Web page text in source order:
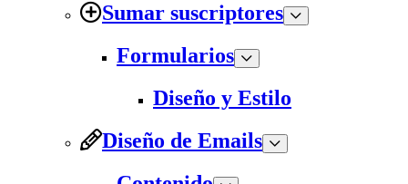
Sumar suscriptores
Formularios
Diseño y Estilo
Diseño de Emails